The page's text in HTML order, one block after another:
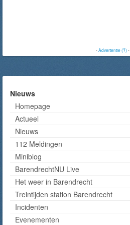
-Advertentie (?)-
Nieuws
Homepage
Actueel
Nieuws
112 Meldingen
Miniblog
BarendrechtNU Live
Het weer in Barendrecht
Treintijden station Barendrecht
Incidenten
Evenementen